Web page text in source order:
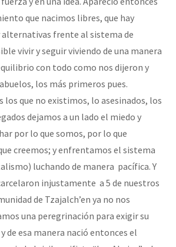
que nacimos libres, que hay
alternativas frente al sistema de
vivir y seguir viviendo de una manera
con todo como nos dijeron y
los más primeros pues.
los que no existimos, lo asesinados, los
dejamos a un lado el miedo y
por lo que somos, por lo que
creemos; y enfrentamos el sistema
luchando de manera pacífica. Y
injustamente a 5 de nuestros
de Tzajalch’en ya no nos
una peregrinación para exigir su
de esa manera nació entonces el